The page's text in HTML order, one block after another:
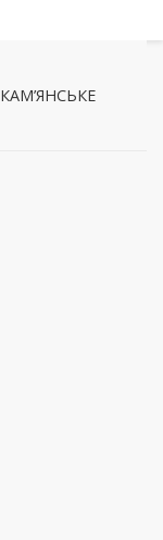
КАМ’ЯНСЬКЕ